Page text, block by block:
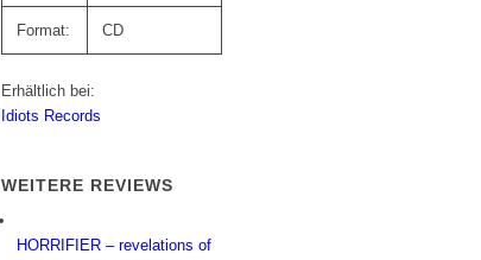
Format: CD
Erhältlich bei:
Idiots Records
WEITERE REVIEWS
HORRIFIER – revelations of